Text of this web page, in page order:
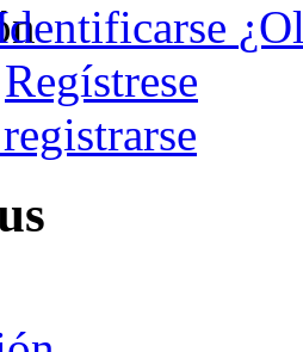
Regístrese